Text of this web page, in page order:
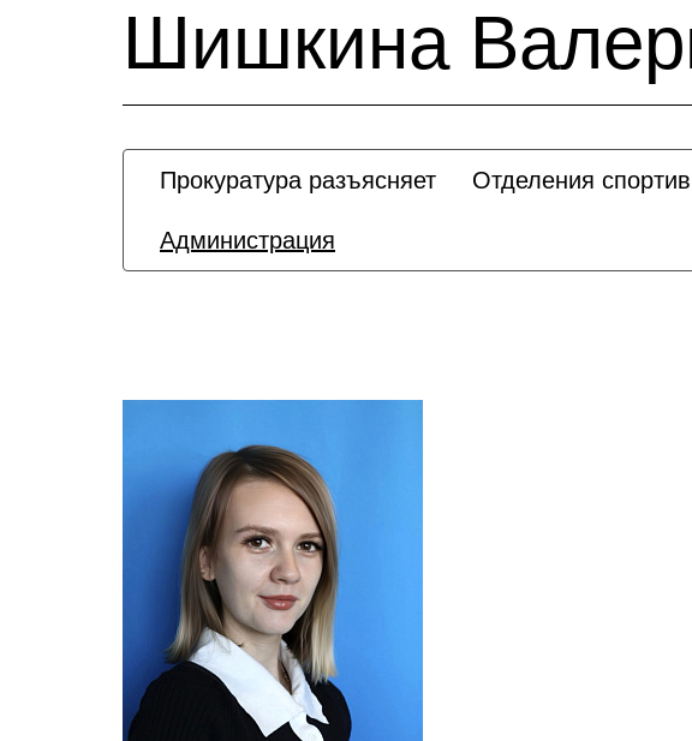
Шишкина
Прокуратура разъясняет Отделения
Администрация